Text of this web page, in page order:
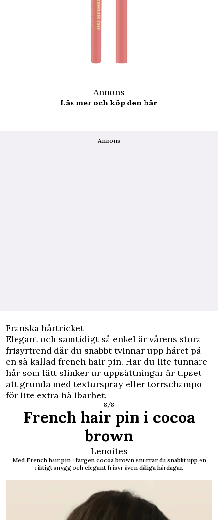
Annons
Läs mer och köp den här
Annons
Franska hårtricket
Elegant och samtidigt så enkel är vårens stora
frisyrtrend där du snabbt tvinnar upp håret på
en så kallad french hair pin. Har du lite tunnare
hår som lätt slinker ur uppsättningar är tipset
att grunda med texturspray eller torrschampo
för lite extra hållbarhet.
8/8
French hair pin i cocoa
brown
Lenoites
Med French hair pin i färgen cocoa brown snurrar du snabbt upp en
riktigt snygg och elegant frisyr även dåliga hårdagar.